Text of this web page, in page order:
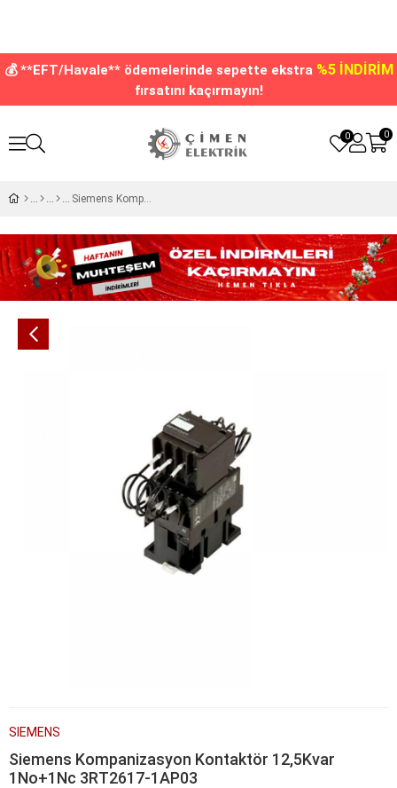
💰 **EFT/Havale** ödemelerinde sepette ekstra %5 İNDİRİM
fırsatını kaçırmayın!
0
0
Siemens Kompanizasyon Kontaktör 12,5Kvar 1No+1Nc 3RT2617-1AP03
SIEMENS
Siemens Kompanizasyon Kontaktör 12,5Kvar
1No+1Nc 3RT2617-1AP03